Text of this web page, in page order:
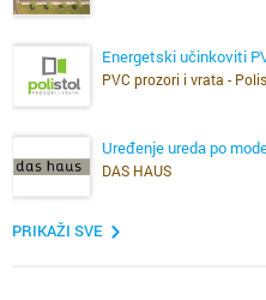
Energetski učinkoviti
PVC prozori i vrata -
Uređenje ureda po
DAS HAUS
PRIKAŽI SVE